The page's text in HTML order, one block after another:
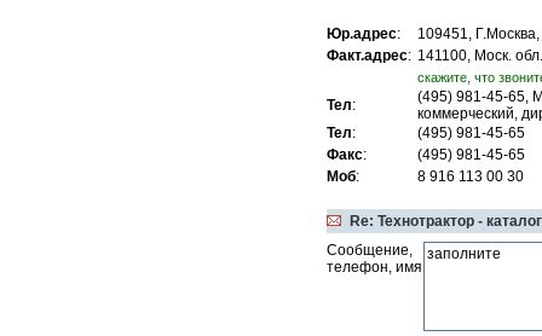
Юр.адрес:
109451,
Факт.адрес: 141100, Моск.
cкажите, что
Тел:
(495) 981-45-65,
коммерческий,
Тел:
(495) 981-45-65
Факс:
(495) 981-45-65
Моб: 8 916 113 00 30
Re: Технотрактор -
Сообщение,
телефон, имя